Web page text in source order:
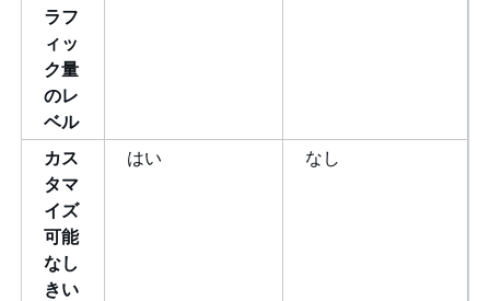
ラフ
ィッ
ク量
のレ
ベル
カス
タマ
イズ
可能
なし
きい
はい なし